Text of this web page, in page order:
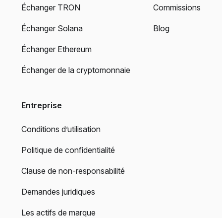
Échanger TRON
Échanger Solana
Échanger Ethereum
Échanger de la cryptomonnaie
Commissions
Blog
Entreprise
Conditions d’utilisation
Politique de confidentialité
Clause de non-responsabilité
Demandes juridiques
Les actifs de marque